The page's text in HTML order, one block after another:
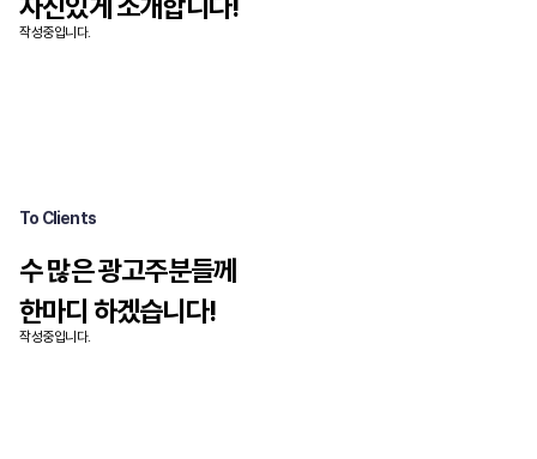
자신있게 소개합니다!
작성중입니다.
To Clients
수 많은 광고주분들께
한마디 하겠습니다!
작성중입니다.